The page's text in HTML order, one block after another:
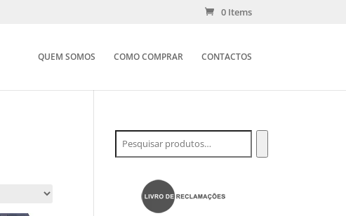
0 Items
QUEM SOMOS COMO COMPRAR CONTACTOS